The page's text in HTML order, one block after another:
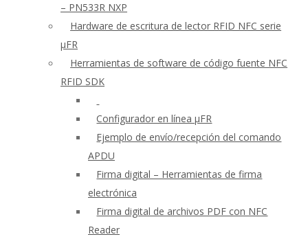
– PN533R NXP
Hardware de escritura de lector RFID NFC serie
μFR
Herramientas de software de código fuente NFC
RFID SDK
Configurador en línea μFR
Ejemplo de envío/recepción del comando
APDU
Firma digital – Herramientas de firma
electrónica
Firma digital de archivos PDF con NFC
Reader